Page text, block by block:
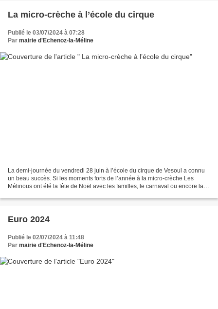
La micro-crèche à l’école du cirque
Publié le 03/07/2024 à 07:28
Par mairie d'Echenoz-la-Méline
La de­mi-journée du vendredi 28 juin à l’école du cirque de Vesoul a connu
un beau succès. Si les moments forts de l’année à la micro-crèche Les
Mélinous ont été la fête de Noël avec les familles, le carnaval ou encore la
Euro 2024
Publié le 02/07/2024 à 11:48
Par mairie d'Echenoz-la-Méline